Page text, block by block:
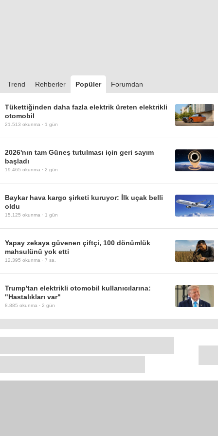
Trend Rehberler Popüler Forumdan
Tükettiğinden daha fazla elektrik üreten elektrikli
otomobil
21.513 okunma · 1 gün
2026'nın tam Güneş tutulması için geri sayım
başladı
19.465 okunma · 2 gün
Baykar hava kargo şirketi kuruyor: İlk uçak belli
oldu
15.125 okunma · 1 gün
Yapay zekaya güvenen çiftçi, 100 dönümlük
mahsulünü yok etti
12.395 okunma · 7 sa.
Trump'tan elektrikli otomobil kullanıcılarına:
"Hastalıkları var"
8.885 okunma · 2 gün